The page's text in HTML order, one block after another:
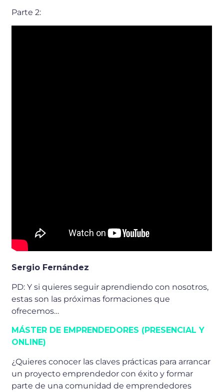
Parte 2:
Sergio Fernández
PD: Y si quieres seguir aprendiendo con nosotros,
estas son las próximas formaciones que
ofrecemos…
MÁSTER DE EMPRENDEDORES (PRESENCIAL Y
ONLINE)
¿Quieres conocer las claves prácticas para arrancar
un proyecto emprendedor con éxito y formar
parte de una comunidad de emprendedores